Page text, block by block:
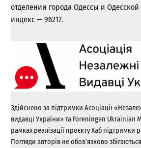
отделении города Одессы и
индекс — 96217.
Здійснено за підтримки Асоціації
видавці України» та Foreningen Ukrainian
рамках реалізації проєкту Хаб підтримки
Погляди авторів не обов’язково